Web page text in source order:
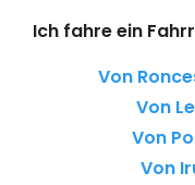
Ich fahre ein
Von
Von
Von
Von